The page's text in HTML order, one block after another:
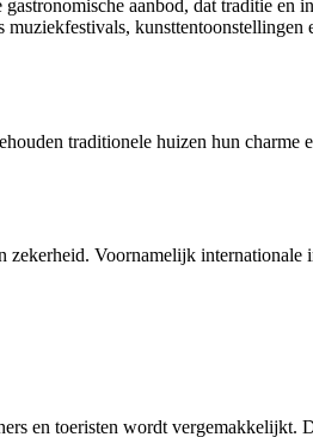
gastronomische aanbod, dat traditie en
traditionele huizen hun
zekerheid. Voornamelijk internationale
en toeristen wordt vergemakkelijkt.